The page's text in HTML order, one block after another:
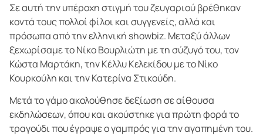
Σε αυτή την υπέροχη στιγμή του ζευγαριού βρέθηκαν
κοντά τους πολλοί φίλοι και συγγενείς, αλλά και
πρόσωπα από την ελληνική showbiz. Μεταξύ άλλων
ξεχωρίσαμε το Νίκο Βουρλιώτη με τη σύζυγό του, τον
Κώστα Μαρτάκη, την Κέλλυ Κελεκίδου με το Νίκο
Κουρκούλη και την Κατερίνα Στικούδη.
Μετά το γάμο ακολούθησε δεξίωση σε αίθουσα
εκδηλώσεων, όπου και ακούστηκε για πρώτη φορά το
τραγούδι που έγραψε ο γαμπρός για την αγαπημένη του.